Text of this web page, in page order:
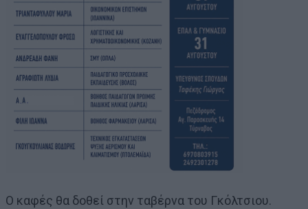
Ο καφές θα δοθεί στην ταβέρνα του Γκόλτσιου.